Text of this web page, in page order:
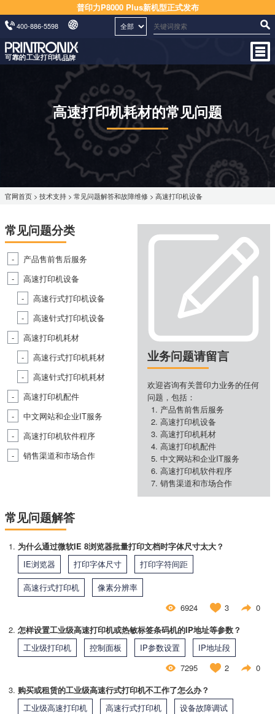
普印力P8000 Plus新机型正式发布
400-886-5598
高速打印机耗材的常见问题
官网首页 > 技术支持 > 常见问题解答和故障维修 > 高速打印机设备
常见问题分类
产品售前售后服务
高速打印机设备
高速行式打印机设备
高速针式打印机设备
高速打印机耗材
高速行式打印机耗材
高速针式打印机耗材
高速打印机配件
中文网站和企业IT服务
高速打印机软件程序
销售渠道和市场合作
业务问题请留言
欢迎咨询有关普印力业务的任何
问题，包括：
产品售前售后服务
高速打印机设备
高速打印机耗材
高速打印机配件
中文网站和企业IT服务
高速打印机软件程序
销售渠道和市场合作
常见问题解答
为什么通过微软IE 8浏览器批量打印文档时字体尺寸太大？
IE浏览器
打印字体尺寸
打印字符间距
高速行式打印机
像素分辨率
6924
3
0
怎样设置工业级高速打印机或热敏标签条码机的IP地址等参数？
工业级打印机
控制面板 IP参数设置
IP地址段
7295
2
0
购买或租赁的工业级高速行式打印机不工作了怎么办？
工业级高速打印机
高速行式打印机
设备故障调试